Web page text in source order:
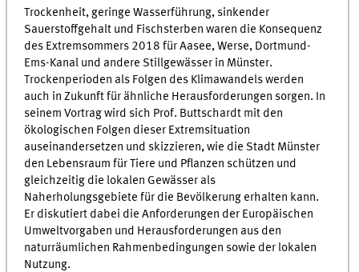
Trockenheit, geringe Wasserführung, sinkender
Sauerstoffgehalt und Fischsterben waren die Konsequenz
des Extremsommers 2018 für Aasee, Werse, Dortmund-
Ems-Kanal und andere Stillgewässer in Münster.
Trockenperioden als Folgen des Klimawandels werden
auch in Zukunft für ähnliche Herausforderungen sorgen. In
seinem Vortrag wird sich Prof. Buttschardt mit den
ökologischen Folgen dieser Extremsituation
auseinandersetzen und skizzieren, wie die Stadt Münster
den Lebensraum für Tiere und Pflanzen schützen und
gleichzeitig die lokalen Gewässer als
Naherholungsgebiete für die Bevölkerung erhalten kann.
Er diskutiert dabei die Anforderungen der Europäischen
Umweltvorgaben und Herausforderungen aus den
naturräumlichen Rahmenbedingungen sowie der lokalen
Nutzung.